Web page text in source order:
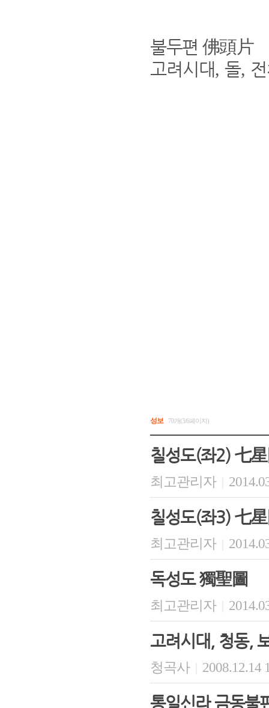
불두편 佛頭片
고려시대, 돌,
성보 70개(3/6페이지)
칠성도(좌2) 七
최고관리자
칠성도(좌3) 七
최고관리자
독성도 獨聖圖
최고관리자
고려시대, 청동,
청곡사 2008.12.14
통일신라 금동불